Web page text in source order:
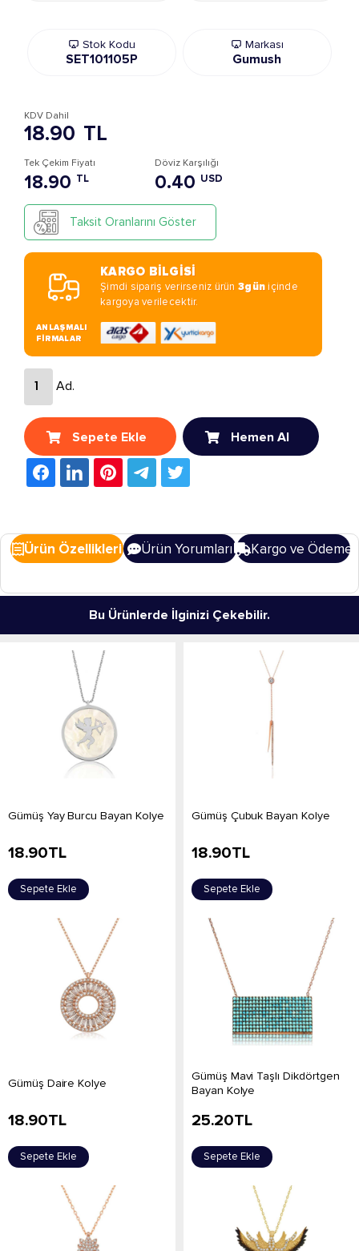
Stok Kodu
SET101105P
Markası
Gumush
18.90 TL
KDV Dahil
Tek Çekim Fiyatı
18.90 TL
Döviz Karşılığı
0.40 USD
Taksit Oranlarını Göster
KARGO BİLGİSİ
Şimdi sipariş verirseniz ürün 3güniçinde
kargoya verilecektir.
ANLAŞMALI
FİRMALAR
Ad.
Sepete Ekle Hemen Al
Ürün Özellikleri Ürün Yorumları Kargo ve Ödeme
Bu Ürünlerde İlginizi Çekebilir.
Gümüş Yay Burcu Bayan Kolye
18.90TL
Sepete Ekle
Gümüş Çubuk Bayan Kolye
18.90TL
Sepete Ekle
Gümüş Daire Kolye
18.90TL
Sepete Ekle
Gümüş Mavi Taşlı Dikdörtgen
Bayan Kolye
25.20TL
Sepete Ekle